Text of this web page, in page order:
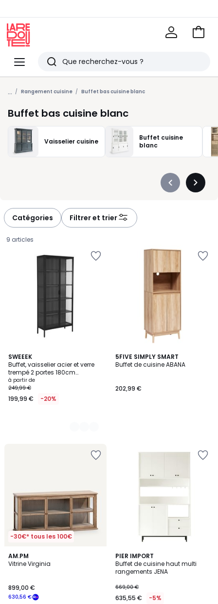
Menu
Redoute
Rechercher
Derniers
articles
vus
Voir
... Rangement cuisine Buffet bas cuisine blanc
Buffet bas cuisine blanc
Vaisselier cuisine
Buffet cuisine
blanc
Précédent
Catégories Filtrer et trier
9 articles
SWEEEK
Buffet, vaisselier acier et verre
trempé 2 portes 180cm
ARKANSAS
Prix
à
partir
de
réduction
appliquée.
à partir de
249,99 €
199,99 € -20%
4
Couleurs
5FIVE SIMPLY SMART
Buffet de cuisine ABANA
202,99 €
-30€* tous les 100€
AM.PM
Vitrine Virginia
630,56 €
899,00 €
4,4
/ 5
PIER IMPORT
Buffet de cuisine haut multi
rangements JENA
669,00 €
635,55 € -5%
4
Couleurs